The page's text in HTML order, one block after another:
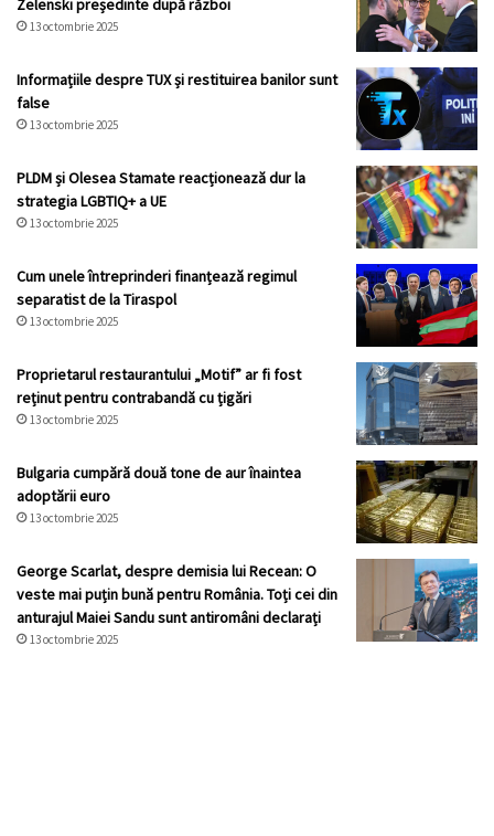
Zelenski președinte după război
13 octombrie 2025
Informațiile despre TUX și restituirea banilor sunt
false
13 octombrie 2025
PLDM și Olesea Stamate reacționează dur la
strategia LGBTIQ+ a UE
13 octombrie 2025
Cum unele întreprinderi finanțează regimul
separatist de la Tiraspol
13 octombrie 2025
Proprietarul restaurantului „Motif” ar fi fost
reținut pentru contrabandă cu țigări
13 octombrie 2025
Bulgaria cumpără două tone de aur înaintea
adoptării euro
13 octombrie 2025
George Scarlat, despre demisia lui Recean: O
veste mai puțin bună pentru România. Toți cei din
anturajul Maiei Sandu sunt antiromâni declarați
13 octombrie 2025